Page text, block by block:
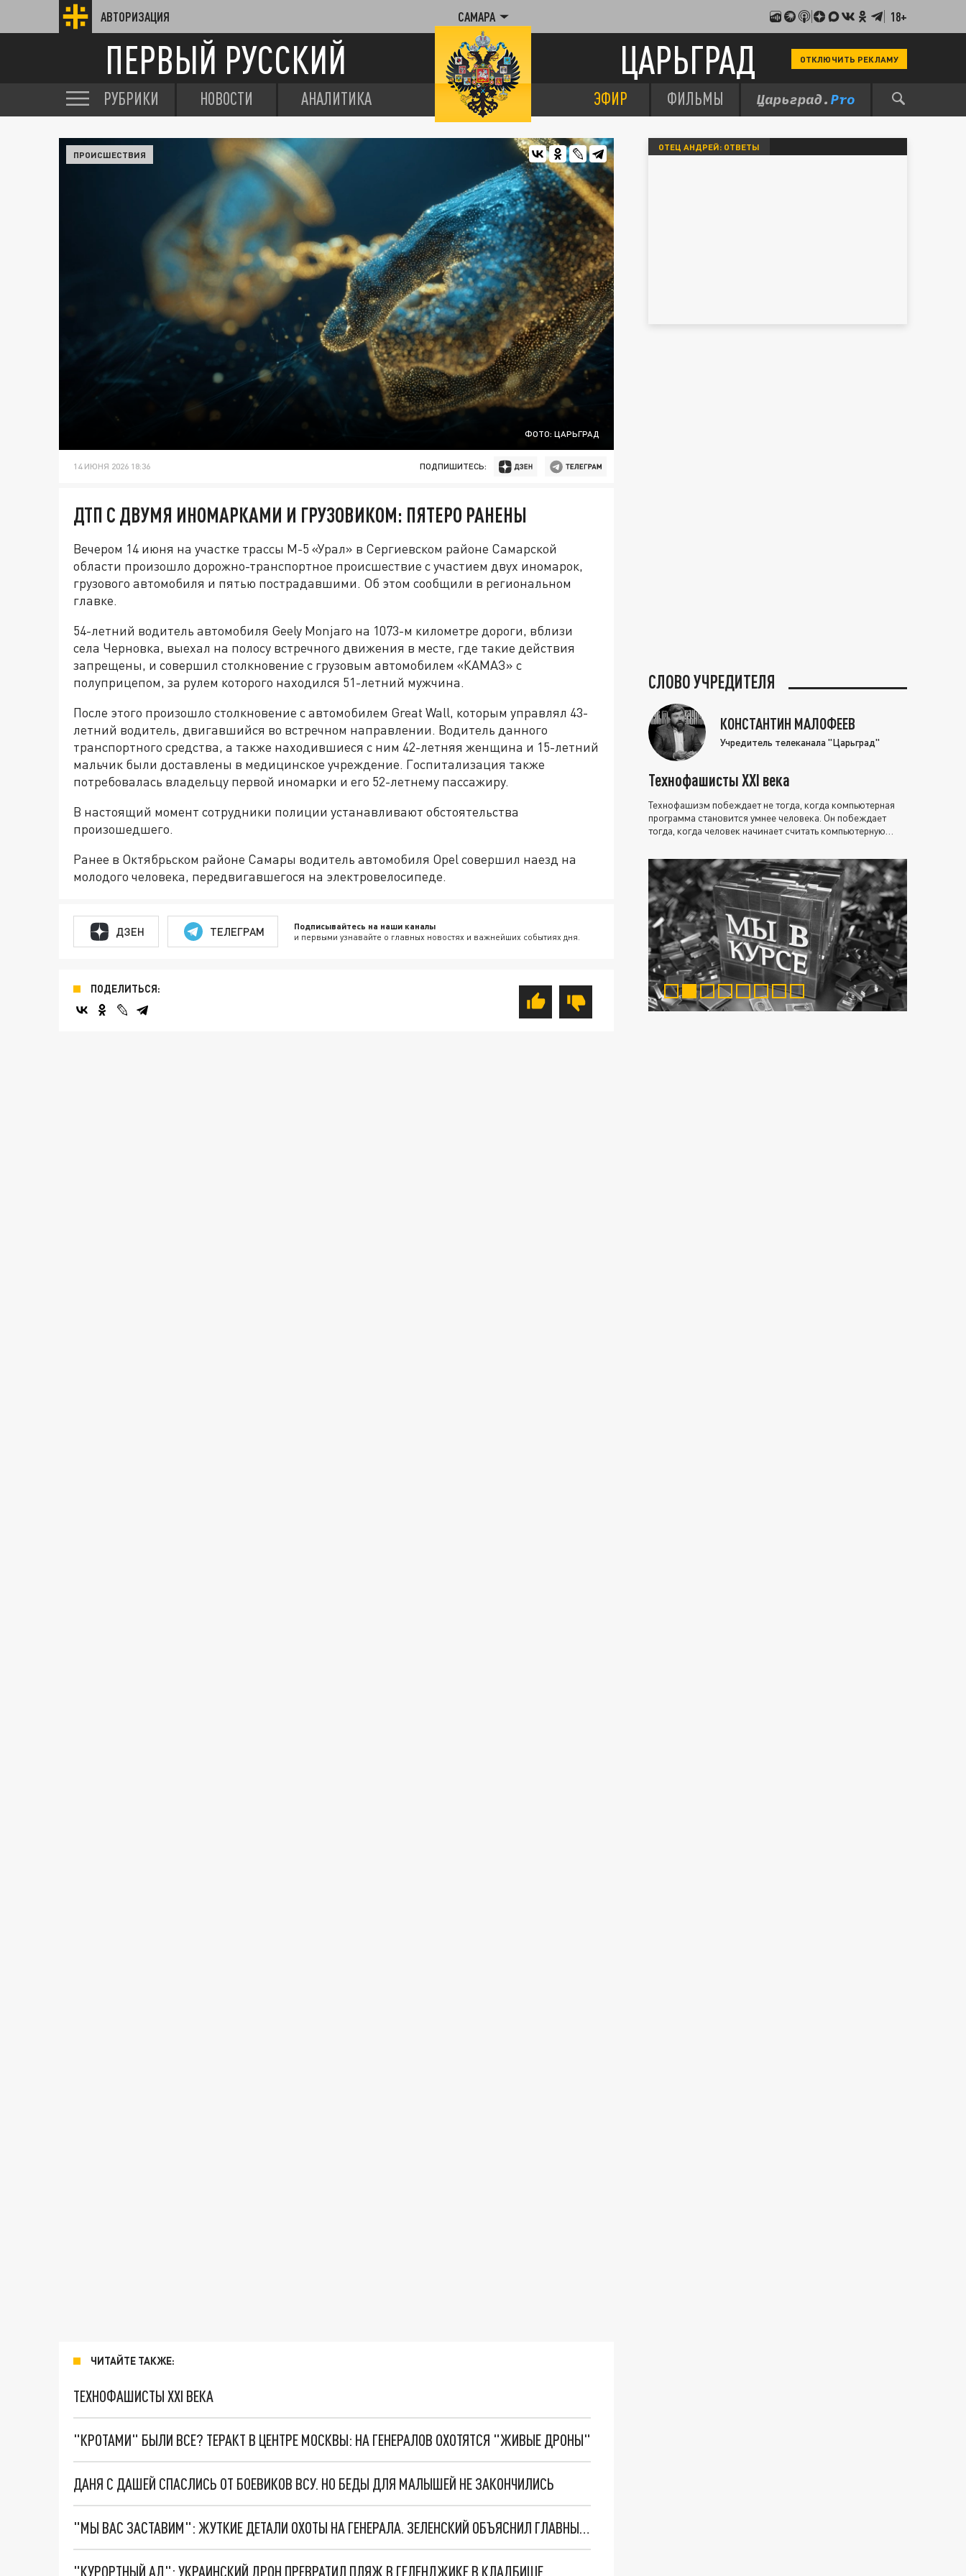
АВТОРИЗАЦИЯ САМАРА 18+
ПЕРВЫЙ РУССКИЙ ЦАРЬГРАД ОТКЛЮЧИТЬ РЕКЛАМУ
РУБРИКИ НОВОСТИ АНАЛИТИКА ЭФИР ФИЛЬМЫ
ФОТО: ЦАРЬГРАД
ПРОИСШЕСТВИЯ
14 ИЮНЯ 2026 18:36 ПОДПИШИТЕСЬ:
ДТП С ДВУМЯ ИНОМАРКАМИ И ГРУЗОВИКОМ: ПЯТЕРО РАНЕНЫ
Вечером 14 июня на участке трассы М-5 «Урал» в Сергиевском районе Самарской
области произошло дорожно-транспортное происшествие с участием двух иномарок,
грузового автомобиля и пятью пострадавшими. Об этом сообщили в региональном
главке.
54-летний водитель автомобиля Geely Monjaro на 1073-м километре дороги, вблизи
села Черновка, выехал на полосу встречного движения в месте, где такие действия
запрещены, и совершил столкновение с грузовым автомобилем «КАМАЗ» с
полуприцепом, за рулем которого находился 51-летний мужчина.
После этого произошло столкновение с автомобилем Great Wall, которым управлял 43-
летний водитель, двигавшийся во встречном направлении. Водитель данного
транспортного средства, а также находившиеся с ним 42-летняя женщина и 15-летний
мальчик были доставлены в медицинское учреждение. Госпитализация также
потребовалась владельцу первой иномарки и его 52-летнему пассажиру.
В настоящий момент сотрудники полиции устанавливают обстоятельства
произошедшего.
Ранее в Октябрьском районе Самары водитель автомобиля Opel совершил наезд на
молодого человека, передвигавшегося на электровелосипеде.
ДЗЕН ТЕЛЕГРАМ Подписывайтесь на наши каналы
и первыми узнавайте о главных новостях и важнейших событиях дня.
ПОДЕЛИТЬСЯ:
ЧИТАЙТЕ ТАКЖЕ:
ТЕХНОФАШИСТЫ XXI ВЕКА
"КРОТАМИ" БЫЛИ ВСЕ? ТЕРАКТ В ЦЕНТРЕ МОСКВЫ: НА ГЕНЕРАЛОВ ОХОТЯТСЯ "ЖИВЫЕ ДРОНЫ"
ДАНЯ С ДАШЕЙ СПАСЛИСЬ ОТ БОЕВИКОВ ВСУ. НО БЕДЫ ДЛЯ МАЛЫШЕЙ НЕ ЗАКОНЧИЛИСЬ
"МЫ ВАС ЗАСТАВИМ": ЖУТКИЕ ДЕТАЛИ ОХОТЫ НА ГЕНЕРАЛА. ЗЕЛЕНСКИЙ ОБЪЯСНИЛ ГЛАВНЫЙ СМЫСЛ ТЕРАКТА В ЦЕНТРЕ МОСКВЫ
"КУРОРТНЫЙ АД": УКРАИНСКИЙ ДРОН ПРЕВРАТИЛ ПЛЯЖ В ГЕЛЕНДЖИКЕ В КЛАДБИЩЕ
ОТЕЦ АНДРЕЙ: ОТВЕТЫ
СЛОВО УЧРЕДИТЕЛЯ
КОНСТАНТИН МАЛОФЕЕВ
Учредитель телеканала "Царьград"
Технофашисты XXI века
Технофашизм побеждает не тогда, когда компьютерная
программа становится умнее человека. Он побеждает
тогда, когда человек начинает считать компьютерную